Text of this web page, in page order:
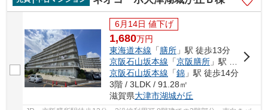
6月14日 値下げ
1,680万円
東海道本線 「膳所」駅 徒歩13分
京阪石山坂本線 「京阪膳所」駅 徒歩13分
京阪石山坂本線 「錦」駅 徒歩14分
3階 / 3LDK / 91.28㎡
滋賀県大津市湖城が丘